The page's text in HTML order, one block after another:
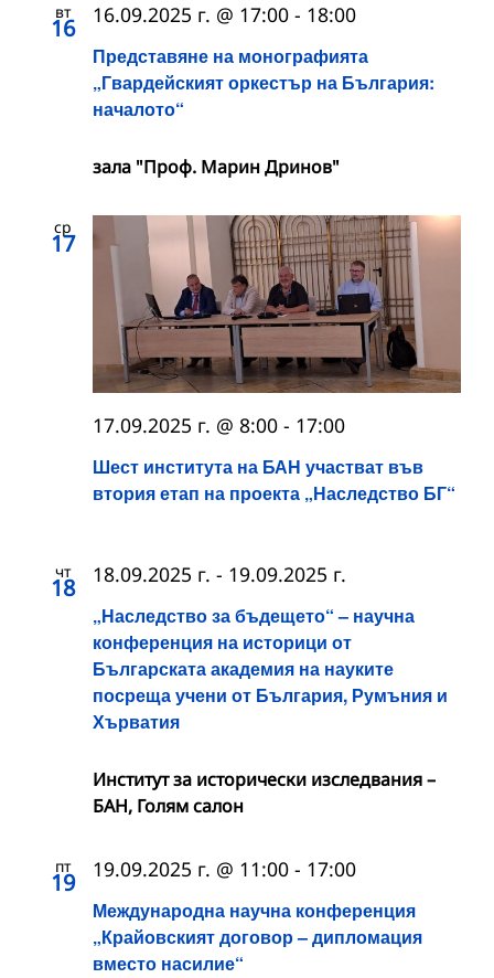
вт
16
Представяне на монографията
„Гвардейският оркестър на България:
началото“
16.09.2025 г. @ 17:00 - 18:00
зала "Проф. Марин Дринов"
ср
17
Шест института на БАН участват във
втория етап на проекта „Наследство БГ“
17.09.2025 г. @ 8:00 - 17:00
чт
18
„Наследство за бъдещето“ – научна
конференция на историци от
Българската академия на науките
посреща учени от България, Румъния и
Хърватия
18.09.2025 г. - 19.09.2025 г.
Институт за исторически изследвания –
БАН, Голям салон
пт
19
Международна научна конференция
„Крайовският договор – дипломация
вместо насилие“
19.09.2025 г. @ 11:00 - 17:00